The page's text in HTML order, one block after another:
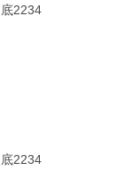
2234
2234